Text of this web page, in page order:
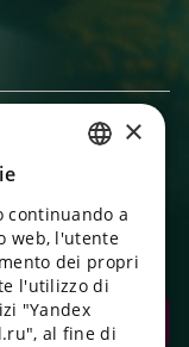
chat con
ENGLISH
UKRAINIAN
PORTUGUESE
SPANISH
×
continuando a
web, l'utente
dei propri
l'utilizzo di
"Yandex
al fine di